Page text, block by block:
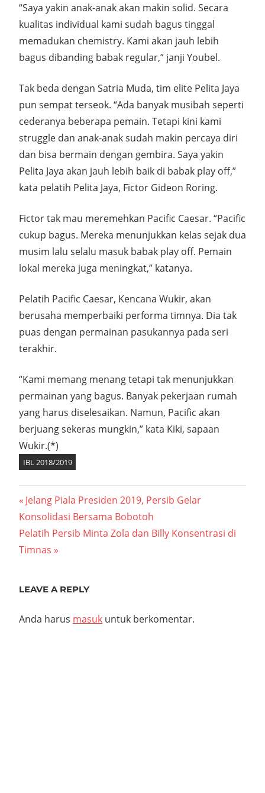
“Saya yakin anak-anak akan makin solid. Secara
kualitas individual kami sudah bagus tinggal
memadukan chemistry. Kami akan jauh lebih
bagus dibanding babak regular,” janji Youbel.
Tak beda dengan Satria Muda, tim elite Pelita Jaya
pun sempat terseok. “Ada banyak musibah seperti
cederanya beberapa pemain. Tetapi kini kami
struggle dan anak-anak sudah makin percaya diri
dan bisa bermain dengan gembira. Saya yakin
Pelita Jaya akan jauh lebih baik di babak play off,”
kata pelatih Pelita Jaya, Fictor Gideon Roring.
Fictor tak mau meremehkan Pacific Caesar. “Pacific
cukup bagus. Mereka menunjukkan kelas sejak dua
musim lalu selalu masuk babak play off. Pemain
lokal mereka juga meningkat,” katanya.
Pelatih Pacific Caesar, Kencana Wukir, akan
berusaha memperbaiki performa timnya. Dia tak
puas dengan permainan pasukannya pada seri
terakhir.
“Kami memang menang tetapi tak menunjukkan
permainan yang bagus. Banyak pekerjaan rumah
yang harus diselesaikan. Namun, Pacific akan
berjuang sekeras mungkin,” kata Kiki, sapaan
Wukir.(*)
IBL 2018/2019
Navigasi
pos
Previous
Post:
Jelang Piala Presiden 2019, Persib Gelar
Konsolidasi Bersama Bobotoh
Next
Post:
Pelatih Persib Minta Zola dan Billy Konsentrasi di
Timnas
LEAVE A REPLY
Anda harus masuk untuk berkomentar.